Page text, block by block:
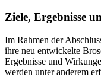
Ziele, Ergebnisse
Im Rahmen der
ihre neu entwickelte
Ergebnisse und
werden unter anderem